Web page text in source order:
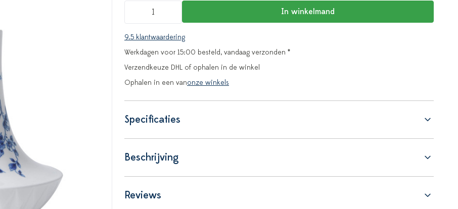
In winkelmand
9.5 klantwaardering
Werkdagen voor 15:00 besteld, vandaag verzonden *
Verzendkeuze DHL of ophalen in de winkel
Ophalen in een vanonze winkels
Specificaties
Beschrijving
Reviews